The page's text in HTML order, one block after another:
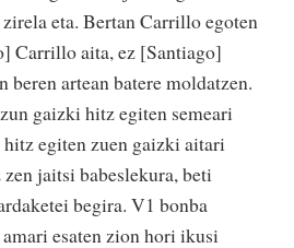
eta. Bertan Carrillo egoten
Carrillo aita, ez [Santiago]
beren artean batere moldatzen.
gaizki hitz egiten semeari
egiten zuen gaizki aitari
jaitsi babeslekura, beti
begira. V1 bonba
esaten zion hori ikusi